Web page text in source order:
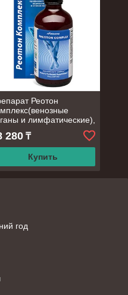
Реотон
и лимфатические),
280₸
Купить
год